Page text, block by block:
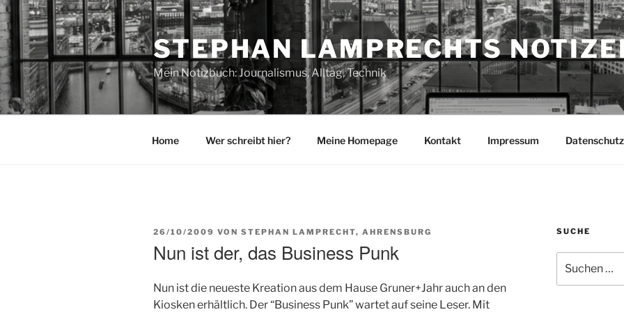
Zum
Inhalt
springen
STEPHAN LAMPRECHTS
Mein Notizbuch: Journalismus, Alltag, Technik
Home Wer schreibt hier? Meine Homepage Kontakt Impressum
VERÖFFENTLICHT
26/10/2009 VON STEPHAN LAMPRECHT, AHRENSBURG
Nun ist der, das Business Punk
Nun ist die neueste Kreation aus dem Hause Gruner+Jahr auch an den
Kiosken erhältlich. Der “Business Punk” wartet auf seine Leser. Mit
SUCHE
nach: